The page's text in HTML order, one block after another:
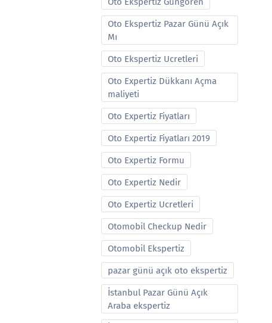
Oto Ekspertiz Pazar Günü Açık
Mı
Oto Ekspertiz Ucretleri
Oto Expertiz Dükkanı Açma
maliyeti
Oto Expertiz Fiyatları
Oto Expertiz Fiyatları 2019
Oto Expertiz Formu
Oto Expertiz Nedir
Oto Expertiz Ucretleri
Otomobil Checkup Nedir
Otomobil Ekspertiz
pazar günü açık oto ekspertiz
İstanbul Pazar Günü Açık
Araba ekspertiz